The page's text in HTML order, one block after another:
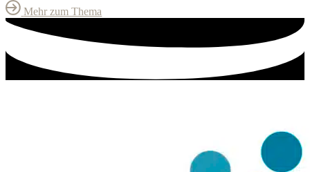
Mehr zum Thema